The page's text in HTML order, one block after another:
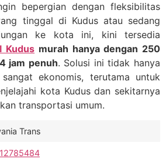
bepergian dengan fleksibilitas
tinggal di Kudus atau sedang
ke kota ini, kini tersedia
Kudus murah hanya dengan 250
jam penuh. Solusi ini tidak hanya
ekonomis, terutama untuk
kota Kudus dan sekitarnya
transportasi umum.
Trans